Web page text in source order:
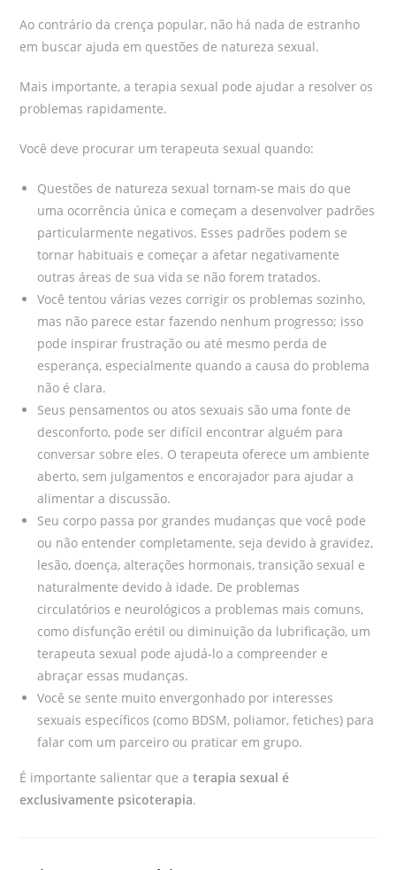
Ao contrário da crença popular, não há nada de estranho
em buscar ajuda em questões de natureza sexual.
Mais importante, a terapia sexual pode ajudar a resolver os
problemas rapidamente.
Você deve procurar um terapeuta sexual quando:
Questões de natureza sexual tornam-se mais do que
uma ocorrência única e começam a desenvolver padrões
particularmente negativos. Esses padrões podem se
tornar habituais e começar a afetar negativamente
outras áreas de sua vida se não forem tratados.
Você tentou várias vezes corrigir os problemas sozinho,
mas não parece estar fazendo nenhum progresso; isso
pode inspirar frustração ou até mesmo perda de
esperança, especialmente quando a causa do problema
não é clara.
Seus pensamentos ou atos sexuais são uma fonte de
desconforto, pode ser difícil encontrar alguém para
conversar sobre eles. O terapeuta oferece um ambiente
aberto, sem julgamentos e encorajador para ajudar a
alimentar a discussão.
Seu corpo passa por grandes mudanças que você pode
ou não entender completamente, seja devido à gravidez,
lesão, doença, alterações hormonais, transição sexual e
naturalmente devido à idade. De problemas
circulatórios e neurológicos a problemas mais comuns,
como disfunção erétil ou diminuição da lubrificação, um
terapeuta sexual pode ajudá-lo a compreender e
abraçar essas mudanças.
Você se sente muito envergonhado por interesses
sexuais específicos (como BDSM, poliamor, fetiches) para
falar com um parceiro ou praticar em grupo.
É importante salientar que aterapia sexual é
exclusivamente psicoterapia.